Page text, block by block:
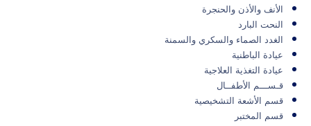
الأنف والأذن والحنجرة
النحت البارد
الغدد الصماء والسكري والسمنة
عيادة الباطنية
عيادة التغذية العلاجية
قـســـم الأطفــال
قسم الأشعة التشخيصية
قسم المختبر